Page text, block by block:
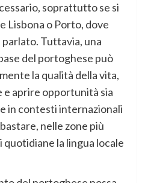
soprattutto se si
Lisbona o Porto, dove
parlato. Tuttavia, una
del portoghese può
la qualità della vita,
aprire opportunità sia
in contesti internazionali
nelle zone più
la lingua locale